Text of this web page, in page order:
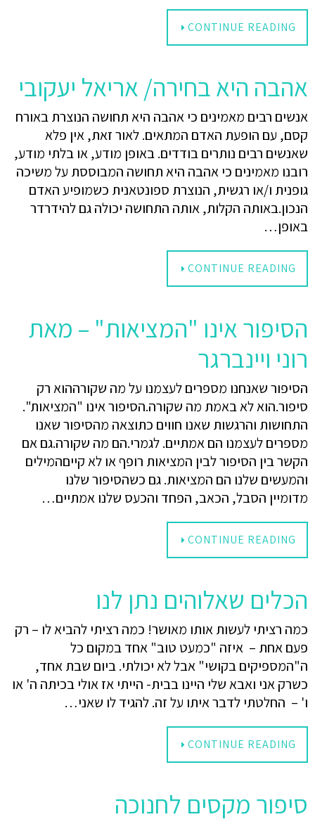
CONTINUE READING
אהבה היא בחירה/ אריאל יעקובי
אנשים רבים מאמינים כי אהבה היא תחושה הנוצרת באורח
קסם, עם הופעת האדם המתאים. לאור זאת, אין פלא
שאנשים רבים נותרים בודדים. באופן מודע, או בלתי מודע,
רובנו מאמינים כי אהבה היא תחושה המבוססת על משיכה
גופנית ו/או רגשית, הנוצרת ספונטאנית כשמופיע האדם
הנכון.באותה הקלות, אותה התחושה יכולה גם להידרדר
באופן…
CONTINUE READING
הסיפור אינו "המציאות" – מאת
רוני ויינברגר
הסיפור שאנחנו מספרים לעצמנו על מה שקורההוא רק
סיפור.הוא לא באמת מה שקורה.הסיפור אינו "המציאות".
התחושות והרגשות שאנו חווים כתוצאה מהסיפור שאנו
מספרים לעצמנו הם אמתיים. לגמרי.הם מה שקורה.גם אם
הקשר בין הסיפור לבין המציאות רופף או לא קייםהמילים
והמעשים שלנו הם המציאות. גם כשהסיפור שלנו
מדומיין הסבל, הכאב, הפחד והכעס שלנו אמתיים…
CONTINUE READING
הכלים שאלוהים נתן לנו
כמה רציתי לעשות אותו מאושר! כמה רציתי להביא לו – רק
פעם אחת – איזה "כמעט טוב" אחד במקום כל
ה"המספיקים בקושי" אבל לא יכולתי. ביום שבת אחד,
כשרק אני ואבא שלי היינו בבית- הייתי אז אולי בכיתה ה' או
ו' – החלטתי לדבר איתו על זה. להגיד לו שאני…
CONTINUE READING
סיפור מקסים לחנוכה